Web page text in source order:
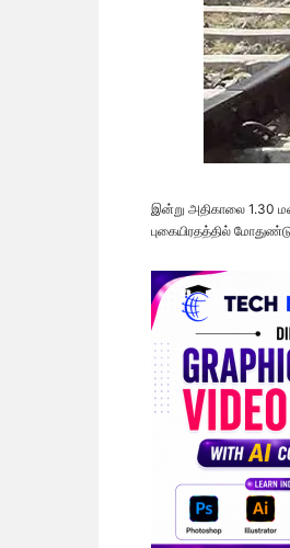
இன்று அதிகாலை 1.30
புகையிரதத்தில்